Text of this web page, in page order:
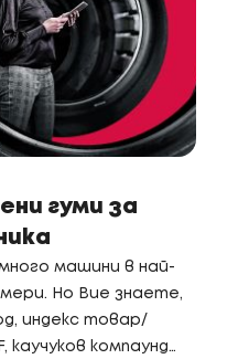
гуми за
машини в най-
Но Вие знаете,
индекс товар/
каучуков компаунд…